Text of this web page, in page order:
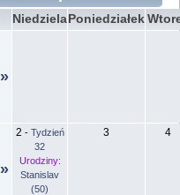
Niedziela Poniedziałek
»
»
2 - Tydzień
32
Urodziny:
Stanislav
(50)
3 4